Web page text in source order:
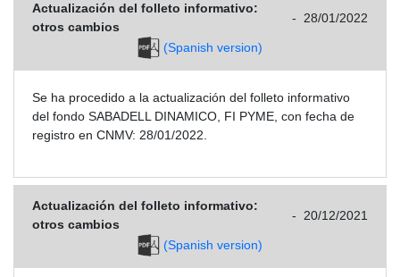
Actualización del folleto informativo:
otros cambios
- 28/01/2022
(Spanish version)
Se ha procedido a la actualización del folleto informativo
del fondo SABADELL DINAMICO, FI PYME, con fecha de
registro en CNMV: 28/01/2022.
Actualización del folleto informativo:
otros cambios
- 20/12/2021
(Spanish version)